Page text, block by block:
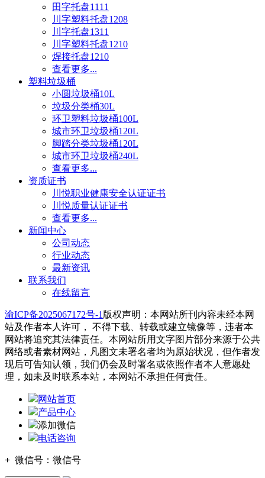
田字托盘1111
川字塑料托盘1208
川字托盘1311
川字塑料托盘1210
焊接托盘1210
查看更多...
塑料垃圾桶
小圆垃圾桶10L
垃圾分类桶30L
环卫塑料垃圾桶100L
城市环卫垃圾桶120L
脚踏分类垃圾桶120L
城市环卫垃圾桶240L
查看更多...
资质证书
川悦职业健康安全认证证书
川悦质量认证证书
查看更多...
新闻中心
公司动态
行业动态
最新资讯
联系我们
在线留言
渝ICP备2025067172号-1 版权声明：本网站所刊内容未经本网
站及作者本人许可， 不得下载、转载或建立镜像等，违者本
网站将追究其法律责任。本网站所用文字图片部分来源于公共
网络或者素材网站，凡图文未署名者均为原始状况，但作者发
现后可告知认领，我们仍会及时署名或依照作者本人意愿处
理，如未及时联系本站，本网站不承担任何责任。
网站首页
产品中心
添加微信
电话咨询
+ 微信号： 微信号